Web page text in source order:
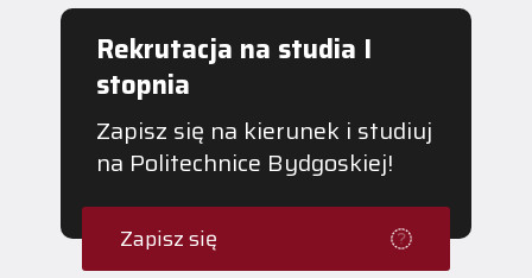
Rekrutacja na studia I
stopnia
Zapisz się na kierunek i studiuj
na Politechnice Bydgoskiej!
Zapisz się